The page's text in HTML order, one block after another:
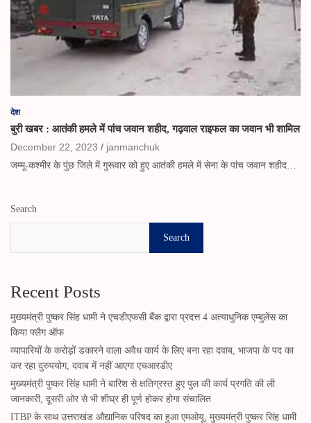
देश
बुरी खबर : आतंकी हमले में पांच जवान शहीद, गढ़वाल राइफल का जवान भी शामिल
December 22, 2023
janmanchuk
जम्मू-कश्मीर के पुंछ जिले में गुरूवार को हुए आतंकी हमले में सेना के पांच जवान शहीद…
Search
Search
Recent Posts
मुख्यमंत्री पुष्कर सिंह धामी ने एचडीएफसी बैंक द्वारा प्रदत्त 4 अत्याधुनिक एम्बुलेंस का
किया फ्लैग ऑफ
व्यापारियों के करोड़ों डकारने वाला अवैध कार्य के लिए बना रहा दवाब, भाजपा के पद का
कर रहा दुरुपयोग, दवाब में नहीं आएगा एचआरडीए
मुख्यमंत्री पुष्कर सिंह धामी ने बारिश से क्षतिग्रस्त हुए पुल की कार्य प्रगति की ली
जानकारी, दूसरी ओर से भी शीघ्र ही पूर्ण होकर होगा संचालित
ITBP के साथ उत्तराखंड औद्यानिक परिषद का हुआ एमओयू, मुख्यमंत्री पुष्कर सिंह धामी